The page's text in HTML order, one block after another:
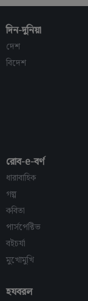
দিন-দুনিয়া
দেশ
বিদেশ
রোব-e-বর্ণ
ধারাবাহিক
গল্প
কবিতা
পার্সপেক্টিভ
বইচর্যা
মুখোমুখি
হযবরল